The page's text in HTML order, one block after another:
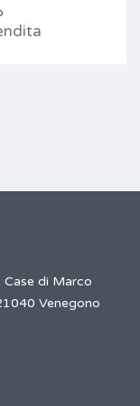
di Marco
Venegono